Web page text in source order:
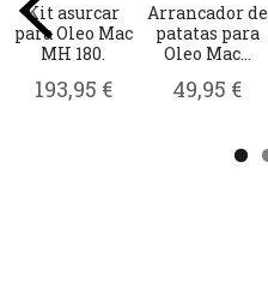
Kit asurcar
para Oleo Mac
MH 180.
193,95 €
Arrancador de
patatas para
Oleo Mac...
49,95 €